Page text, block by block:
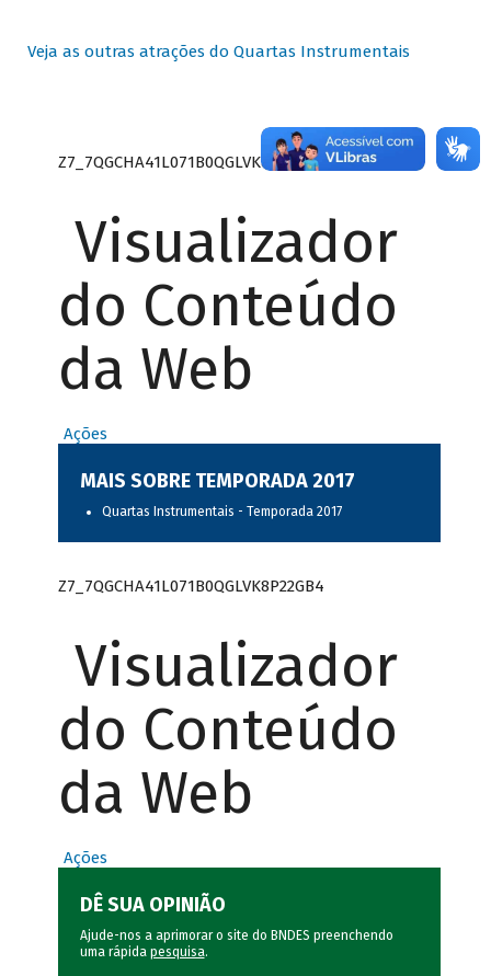
Veja as outras atrações do Quartas Instrumentais
Z7_7QGCHA41L071B0QGLVK8P22GJ7
Visualizador
do Conteúdo
da Web
Ações
MAIS SOBRE TEMPORADA 2017
Quartas Instrumentais - Temporada 2017
Z7_7QGCHA41L071B0QGLVK8P22GB4
Visualizador
do Conteúdo
da Web
Ações
DÊ SUA OPINIÃO
Ajude-nos a aprimorar o site do BNDES preenchendo
uma rápida pesquisa.